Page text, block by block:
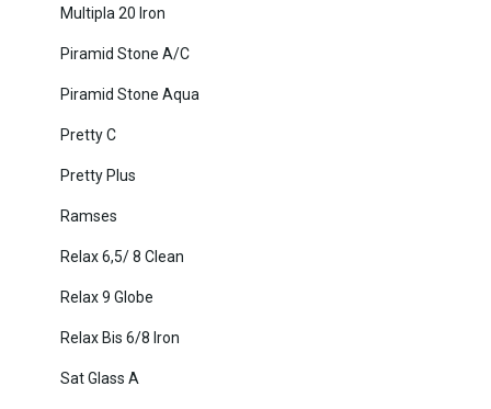
Multipla 20 Iron
Piramid Stone A/C
Piramid Stone Aqua
Pretty C
Pretty Plus
Ramses
Relax 6,5/ 8 Clean
Relax 9 Globe
Relax Bis 6/8 Iron
Sat Glass A